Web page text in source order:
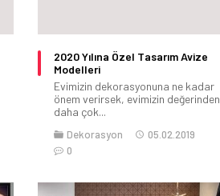
2020 Yılına Özel Tasarım Avize
Modelleri
Evimizin dekorasyonuna ne kadar
önem verirsek, evimizin değerinden
daha çok...
Dekorasyon
05.02.2019
0